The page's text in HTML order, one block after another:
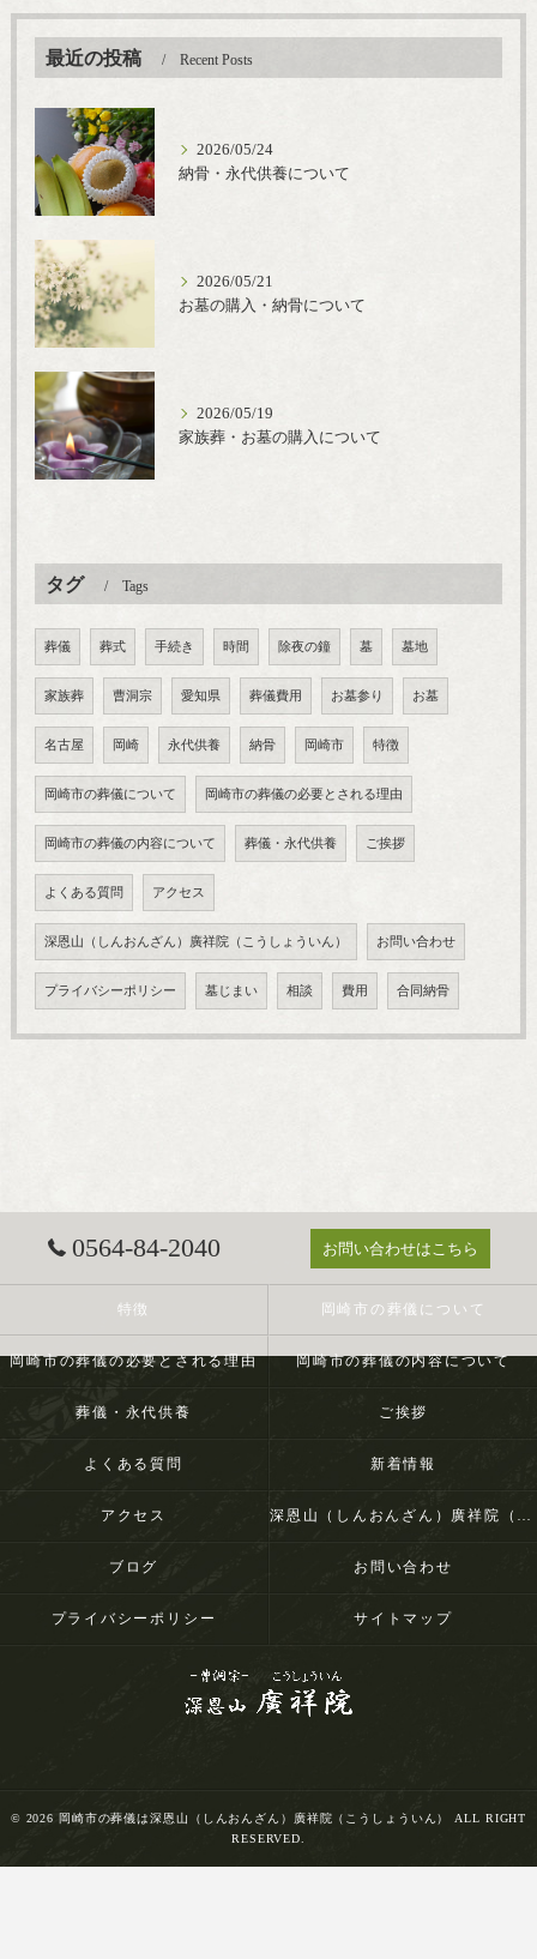
最近の投稿 Recent Posts
2026/05/24
納骨・永代供養について
2026/05/21
お墓の購入・納骨について
2026/05/19
家族葬・お墓の購入について
タグ Tags
葬儀 葬式 手続き 時間 除夜の鐘 墓 墓地
家族葬 曹洞宗 愛知県 葬儀費用 お墓参り お墓
名古屋 岡崎 永代供養 納骨 岡崎市 特徴
岡崎市の葬儀について 岡崎市の葬儀の必要とされる理由
岡崎市の葬儀の内容について 葬儀・永代供養 ご挨拶
よくある質問 アクセス
深恩山（しんおんざん）廣祥院（こうしょういん） お問い合わせ
プライバシーポリシー 墓じまい 相談 費用 合同納骨
0564-84-2040 お問い合わせはこちら
特徴 岡崎市の葬儀について
岡崎市の葬儀の必要とされる理由 岡崎市の葬儀の内容について
葬儀・永代供養 ご挨拶
よくある質問 新着情報
アクセス 深恩山（しんおんざん）廣祥院（こうしょういん）
ブログ お問い合わせ
プライバシーポリシー サイトマップ
© 2026 岡崎市の葬儀は深恩山（しんおんざん）廣祥院（こうしょういん） ALL RIGHT
RESERVED.